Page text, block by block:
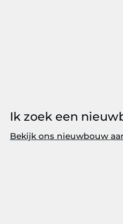
Ik zoek een
Bekijk ons nieuwbouw